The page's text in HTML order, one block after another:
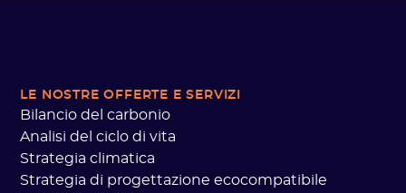
LE NOSTRE OFFERTE E SERVIZI
Bilancio del carbonio
Analisi del ciclo di vita
Strategia climatica
Strategia di progettazione ecocompatibile